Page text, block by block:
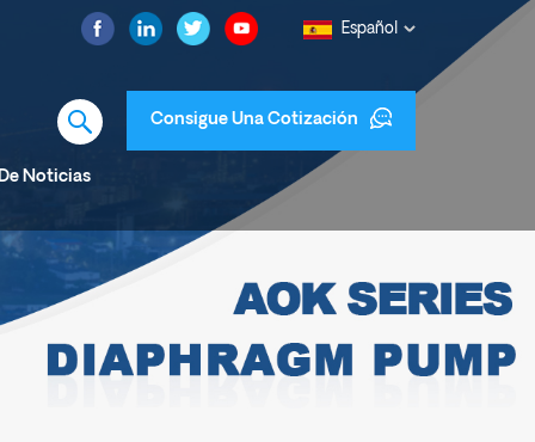
Español
Consigue Una Cotización
Noticias